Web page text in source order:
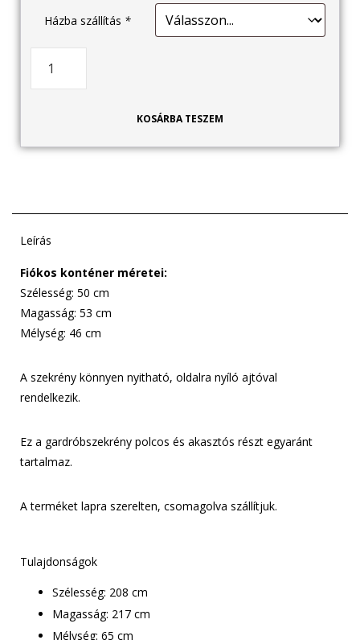
Házba szállítás *
KOSÁRBA TESZEM
Leírás
Fiókos konténer méretei:
Szélesség: 50 cm
Magasság: 53 cm
Mélység: 46 cm
A szekrény könnyen nyitható, oldalra nyíló ajtóval
rendelkezik.
Ez a gardróbszekrény polcos és akasztós részt egyaránt
tartalmaz.
A terméket lapra szerelten, csomagolva szállítjuk.
Tulajdonságok
Szélesség: 208 cm
Magasság: 217 cm
Mélység: 65 cm